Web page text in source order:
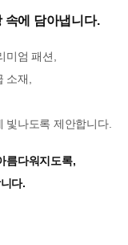
속에 담아냅니다.
미엄 패션,
소재,
빛나도록 제안합니다.
름다워지도록,
다.